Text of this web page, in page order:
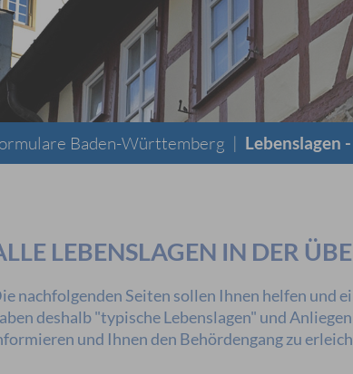
Baden-Württemberg | Lebenslagen
LEBENSLAGEN IN DER
nachfolgenden Seiten sollen Ihnen helfen und
deshalb "typische Lebenslagen" und
und Ihnen den Behördengang zu